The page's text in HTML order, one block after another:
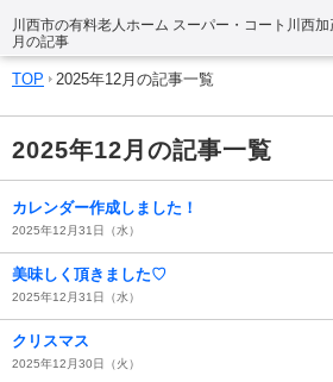
川西市の有料老人ホーム スーパー・コート川西
月の記事
TOP 2025年12月の記事一覧
2025年12月の記事一覧
カレンダー作成しました！
2025年12月31日（水）
美味しく頂きました♡
2025年12月31日（水）
クリスマス
2025年12月30日（火）